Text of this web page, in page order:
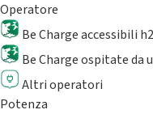
Operatore
Be Charge accessibili
Be Charge ospitate da
Altri operatori
Potenza